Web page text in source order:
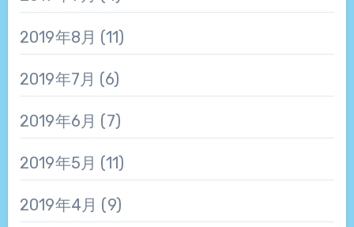
2019年8月 (11)
2019年7月 (6)
2019年6月 (7)
2019年5月 (11)
2019年4月 (9)